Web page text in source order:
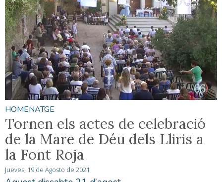
HOMENATGE
Tornen els actes de celebració
de la Mare de Déu dels Lliris a
la Font Roja
Jueves, 19 de Agosto de 2021